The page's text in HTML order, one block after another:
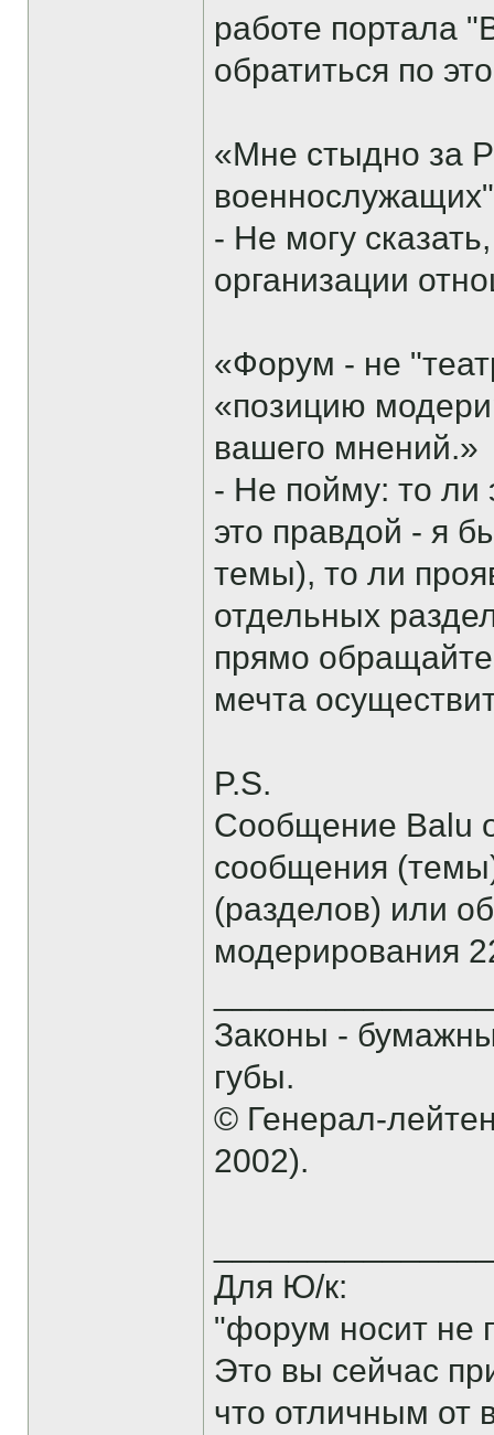
работе портала
обратиться по
«Мне стыдно за
- Не могу
организации
«Форум - не
«позицию
вашего мнений.»
- Не пойму: то ли
это правдой - я
темы), то ли
отдельных
прямо
мечта
P.S.
Сообщение Balu
сообщения
(разделов) или
модерирования
Законы -
губы.
© Генерал-
2002).
Для Ю/к:
"форум носит не
Это вы сейчас
что отличным от